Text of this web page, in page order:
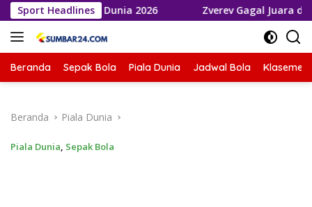
Langsung
ke
konten
Sport Headlines
Piala Dunia 2026 Zverev Gagal Juara di
Beranda Sepak Bola Piala Dunia Jadwal Bola Klasemen
Beranda Piala Dunia
Piala Dunia, Sepak Bola